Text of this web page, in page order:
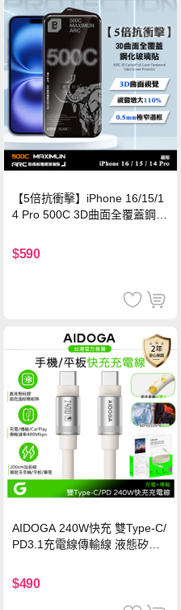
【5倍抗衝擊】iPhone 16/15/1
4 Pro 500C 3D曲面全覆蓋鋼化
保護貼
$590
AIDOGA 240W快充 雙Type-C/
PD3.1充電線傳輸線 液態矽膠
機/平板/筆電
$490